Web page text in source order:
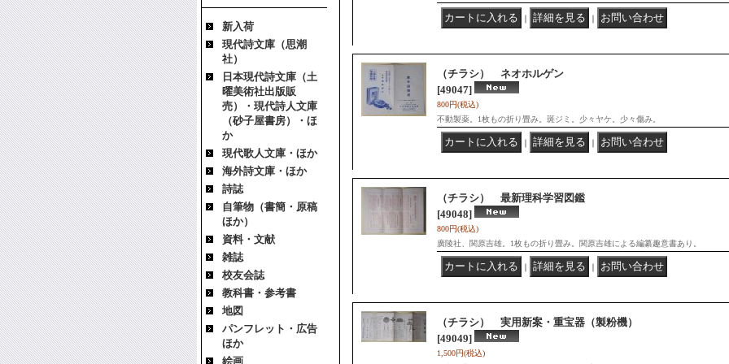
新入荷
現代詩文庫（思潮
社）
日本現代詩文庫（土
曜美術社出版販
売）・現代詩人文庫
（砂子屋書房）・ほ
か
現代歌人文庫・ほか
海外詩文庫・ほか
詩誌
自筆物（書簡・原稿
ほか）
資料・文献
雑誌
校友会誌
教科書・参考書
地図
パンフレット・広告
ほか
絵画
｜ ｜
（チラシ） ネオホルゲン
[49047]
800円(税込)
不動製薬。1枚もの折り畳み。斑ジミ。少々ヤケ。少々傷み。
｜ ｜
（チラシ） 最新理科学習図鑑
[49048]
800円(税込)
廣陵社、関原吉雄。1枚もの折り畳み。関原吉雄による編纂趣意書あり。
｜ ｜
（チラシ） 実用新案・重宝器（製粉機）
[49049]
1,500円(税込)